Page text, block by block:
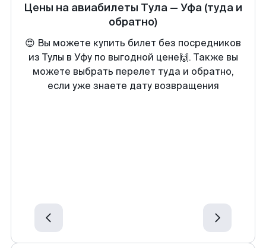
Цены на авиабилеты Тула — Уфа (туда и
обратно)
😍 Вы можете купить билет без посредников
из Тулы в Уфу по выгодной цене🙌. Также вы
можете выбрать перелет туда и обратно,
если уже знаете дату возвращения